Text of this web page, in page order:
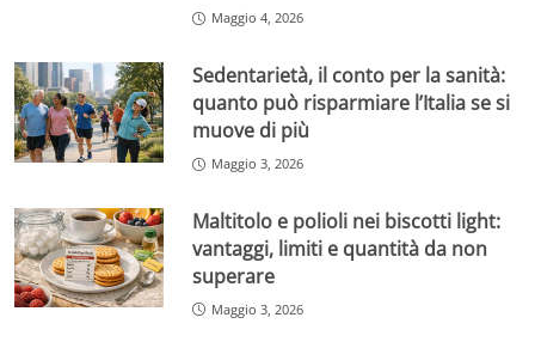
Maggio 4, 2026
Sedentarietà, il conto per la sanità:
quanto può risparmiare l’Italia se si
muove di più
Maggio 3, 2026
Maltitolo e polioli nei biscotti light:
vantaggi, limiti e quantità da non
superare
Maggio 3, 2026